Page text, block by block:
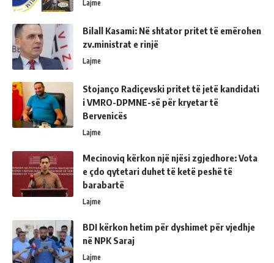
Lajme
Bilall Kasami: Në shtator pritet të emërohen
zv.ministrat e rinjë
Lajme
Stojanço Radiçevski pritet të jetë kandidati
i VMRO-DPMNE-së për kryetar të
Bervenicës
Lajme
Mecinoviq kërkon një njësi zgjedhore: Vota
e çdo qytetari duhet të ketë peshë të
barabartë
Lajme
BDI kërkon hetim për dyshimet për vjedhje
në NPK Saraj
Lajme